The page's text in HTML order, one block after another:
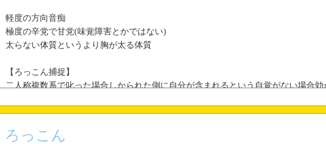
軽度の方向音痴
極度の辛党で甘党(味覚障害とかではない)
太らない体質というより胸が太る体質
【ろっこん捕捉】
二人称複数系で叱った場合しかられた側に自分が含まれるという自覚がない場合効
ろっこん